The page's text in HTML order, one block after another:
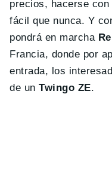
precios, hacerse
fácil que nunca. Y
pondrá en marcha
Francia, donde por
entrada, los
de unTwingo ZE.